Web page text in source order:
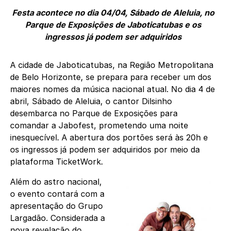
Festa acontece no dia 04/04, Sábado de Aleluia, no
Parque de Exposições de Jaboticatubas e os
ingressos já podem ser adquiridos
A cidade de Jaboticatubas, na Região Metropolitana
de Belo Horizonte, se prepara para receber um dos
maiores nomes da música nacional atual. No dia 4 de
abril, Sábado de Aleluia, o cantor Dilsinho
desembarca no Parque de Exposições para
comandar a Jabofest, prometendo uma noite
inesquecível. A abertura dos portões será às 20h e
os ingressos já podem ser adquiridos por meio da
plataforma TicketWork.
Além do astro nacional,
o evento contará com a
apresentação do Grupo
Largadão. Considerada a